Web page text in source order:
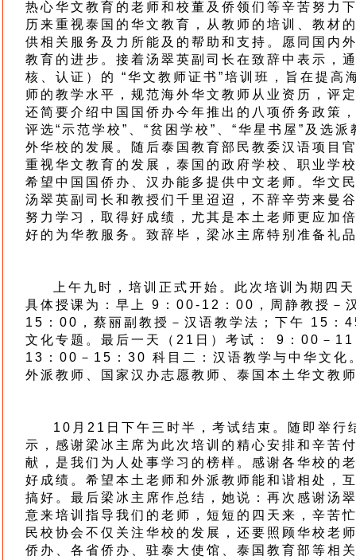
热心华文教育的老师和校董及侨领们等辛苦努力
历来重视泰国的华文教育，从教师的培训、教材
供相关服务及力所能及的帮助和支持。愿同国内
教育的进步。接着汤翠英副司长在致辞中表示，
核、认证）的 “华文教师证书”培训班，旨在提高
师的教学水平，规范海外华文教师从业资历，评
还简要介绍中国国侨办今年推出的八项侨务政策
评选“示范学校”、“贫困学校”、“华星书屋”及选
外华校的发展。随后泰国教育部民教委汉语项目
重视华文教育的发展，泰国的政府学校、职业学
希望中国国侨办、汉办能多提供中文老师。华文
汤翠英副司长和教授们千里迢迢，不辞辛劳来曼
努力学习，取得好成绩，尤其是本土老师更应加
好的为华教服务。致辞毕，梁冰主席特别准备礼
上午九时，培训正式开始。此次培训为期四
具体授课为：早上 9：00-12：00，周静教授－
15：00，蔡丽副教授－汉语教学法；下午 15：
文化专题。最后一天（21日）考试： 9：00－
13：00－15：30 科目二：汉语教学与中华文化
外派教师、国家汉办志愿教师、泰国本土华文教
10月21日下午三时半，考试结束。随即举行
示，感谢梁冰主席为此次培训的精心安排和辛苦
献，是我们为人处事学习的榜样。感谢各华校的
好成绩。希望本土老师和外派教师能和谐相处，
搞好。最后梁冰主席作总结，她说：再次感谢汤
意来培训指导我们的老师，短短的四天来，辛苦
民校协会不仅关注华校的发展，还要照顾华校老
侨办、各省侨办、驻泰大使馆、泰国教育部等相